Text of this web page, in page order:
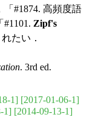
「#1874. 高頻度語
#1101. Zipf's
たい．
. 3rd ed.
1] [2017-01-06-1]
1] [2014-09-13-1]